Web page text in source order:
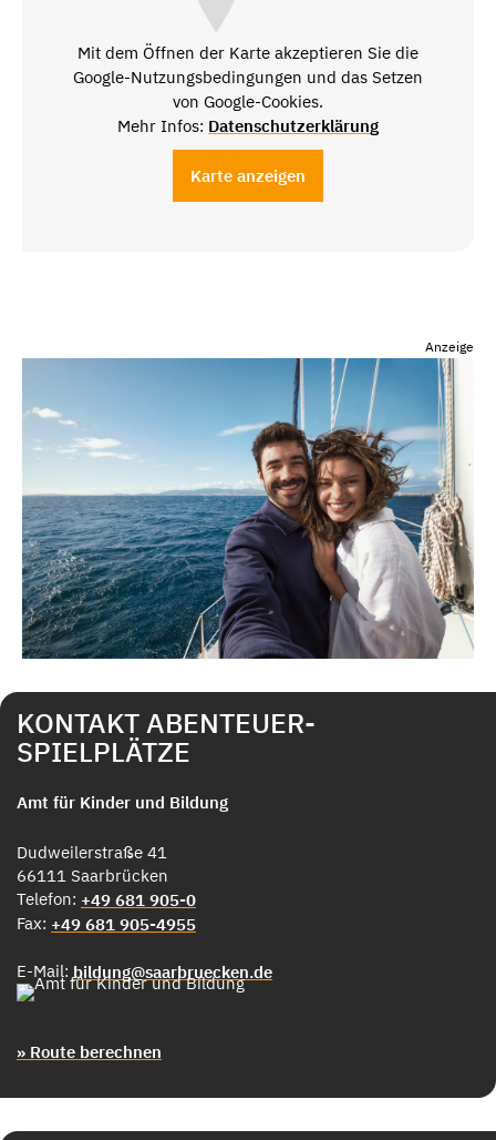
Mit dem Öffnen der Karte akzeptieren Sie die
Google-Nutzungsbedingungen und das Setzen
von Google-Cookies.
Mehr Infos: Datenschutzerklärung
Karte anzeigen
Anzeige
KONTAKT ABENTEUER-
SPIELPLÄTZE
Amt für Kinder und Bildung
Dudweilerstraße 41
66111 Saarbrücken
Telefon: +49 681 905-0
Fax: +49 681 905-4955
E-Mail: bildung@saarbruecken.de
» Route berechnen